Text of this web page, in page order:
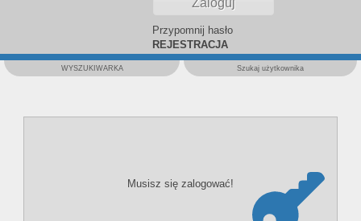
Przypomnij hasło
REJESTRACJA
WYSZUKIWARKA Szukaj użytkownika
Musisz się zalogować!